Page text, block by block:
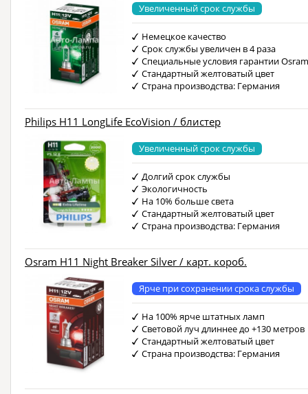
Увеличенный срок службы
Немецкое качество
Срок службы увеличен в 4 раза
Специальные условия гарантии
Стандартный желтоватый цвет
Страна производства: Германия
Philips H11 LongLife EcoVision / блистер
Увеличенный срок службы
Долгий срок службы
Экологичность
На 10% больше света
Стандартный желтоватый цвет
Страна производства: Германия
Osram H11 Night Breaker Silver / карт. короб.
Ярче при сохранении срока службы
На 100% ярче штатных ламп
Световой луч длиннее до +130 метров
Стандартный желтоватый цвет
Страна производства: Германия